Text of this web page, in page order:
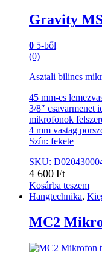
Gravity
0 5-ből
(0)
Asztali bilincs
45 mm-es
3/8″ csavarmenet
mikrofonok
4 mm vastag
Szín: fekete
SKU:
4 600 Ft
Kosárba teszem
Hangtechnika,
MC2